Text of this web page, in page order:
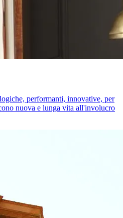
performanti, innovative, per
nuova e lunga vita all'involucro